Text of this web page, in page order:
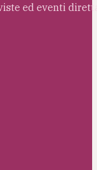
ed eventi